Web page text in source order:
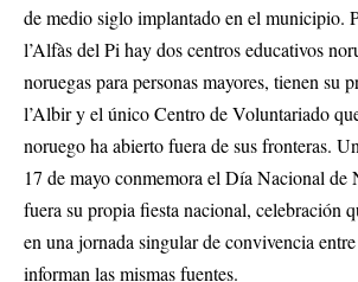
de medio siglo implantado en el municipio.
l’Alfàs del Pi hay dos centros educativos
noruegas para personas mayores, tienen su
l’Albir y el único Centro de Voluntariado
noruego ha abierto fuera de sus fronteras.
17 de mayo conmemora el Día Nacional de
fuera su propia fiesta nacional, celebración
en una jornada singular de convivencia
informan las mismas fuentes.